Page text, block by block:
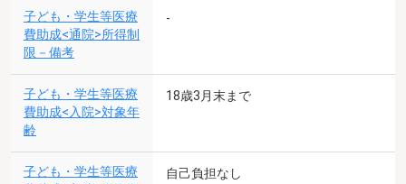
子ども・学生等医療
費助成<通院>所得制
限－備考
-
子ども・学生等医療
費助成<入院>対象年
齢
18歳3月末まで
子ども・学生等医療
自己負担なし